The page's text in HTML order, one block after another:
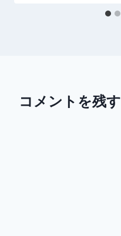
コメントを残す